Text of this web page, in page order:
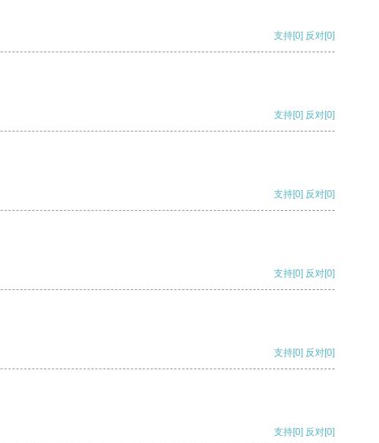
支持[0] 反对[0]
支持[0] 反对[0]
支持[0] 反对[0]
支持[0] 反对[0]
支持[0] 反对[0]
支持[0] 反对[0]